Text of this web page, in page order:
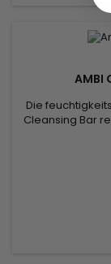
AMBI
Die
Cleansing Bar